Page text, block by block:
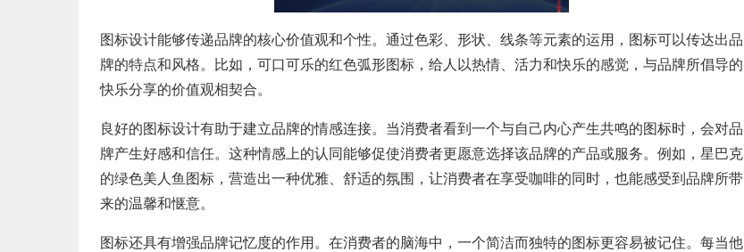
图标设计能够传递品牌的核心价值观和个性。通过色彩、形状、线条等元素的运用，图标可以传达出品
牌的特点和风格。比如，可口可乐的红色弧形图标，给人以热情、活力和快乐的感觉，与品牌所倡导的
快乐分享的价值观相契合。
良好的图标设计有助于建立品牌的情感连接。当消费者看到一个与自己内心产生共鸣的图标时，会对品
牌产生好感和信任。这种情感上的认同能够促使消费者更愿意选择该品牌的产品或服务。例如，星巴克
的绿色美人鱼图标，营造出一种优雅、舒适的氛围，让消费者在享受咖啡的同时，也能感受到品牌所带
来的温馨和惬意。
图标还具有增强品牌记忆度的作用。在消费者的脑海中，一个简洁而独特的图标更容易被记住。每当他